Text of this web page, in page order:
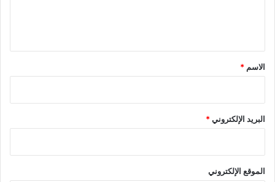
*
الاسم *
البريد الإلكتروني*
الموقع الإلكتروني